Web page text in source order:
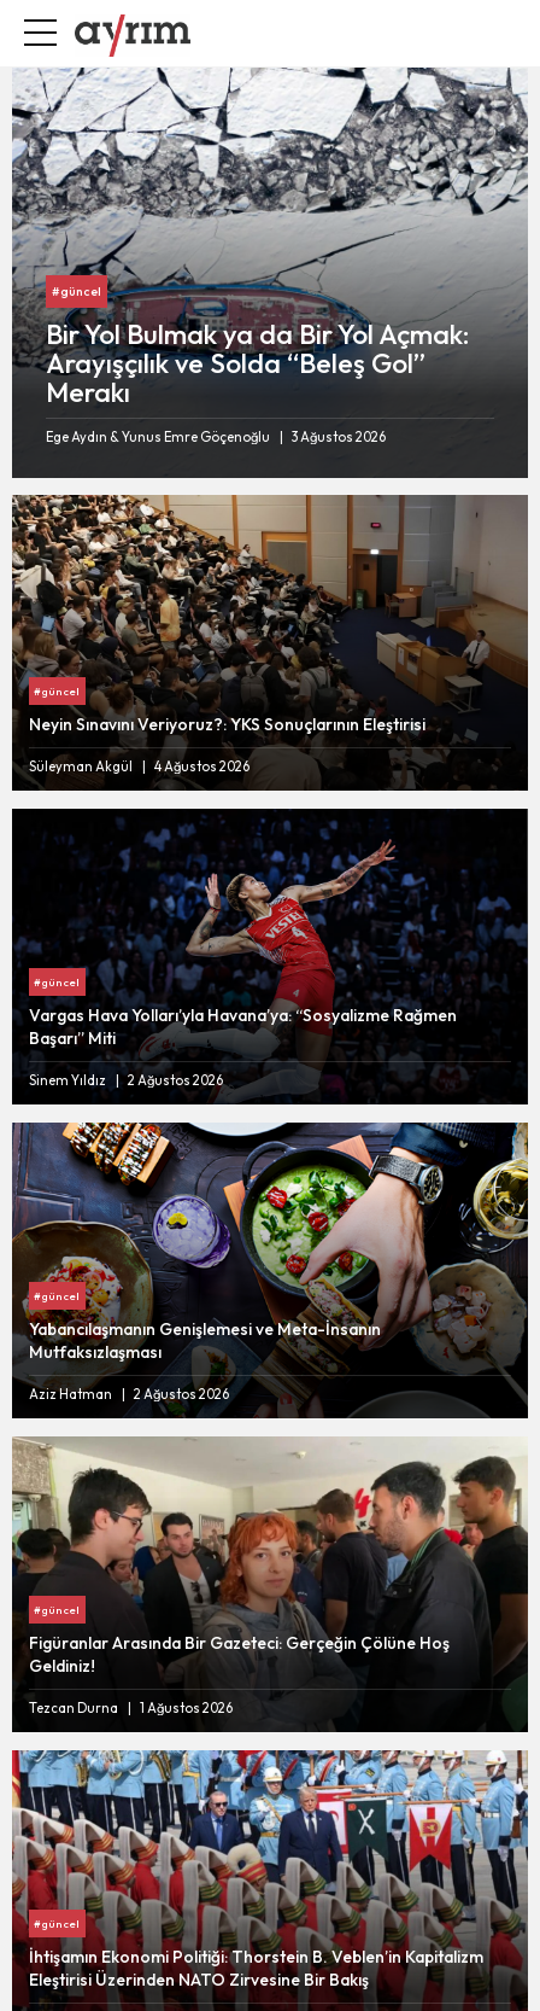
#güncel
Bir Yol Bulmak ya da Bir Yol Açmak:
Arayışçılık ve Solda “Beleş Gol”
Merakı
Ege Aydın & Yunus Emre Göçenoğlu 3 Ağustos 2026
#güncel
Neyin Sınavını Veriyoruz?: YKS Sonuçlarının Eleştirisi
Süleyman Akgül 4 Ağustos 2026
#güncel
Vargas Hava Yolları’yla Havana’ya: “Sosyalizme Rağmen
Başarı” Miti
Sinem Yıldız 2 Ağustos 2026
#güncel
Yabancılaşmanın Genişlemesi ve Meta-İnsanın
Mutfaksızlaşması
Aziz Hatman 2 Ağustos 2026
#güncel
Figüranlar Arasında Bir Gazeteci: Gerçeğin Çölüne Hoş
Geldiniz!
Tezcan Durna 1 Ağustos 2026
#güncel
İhtişamın Ekonomi Politiği: Thorstein B. Veblen’in Kapitalizm
Eleştirisi Üzerinden NATO Zirvesine Bir Bakış